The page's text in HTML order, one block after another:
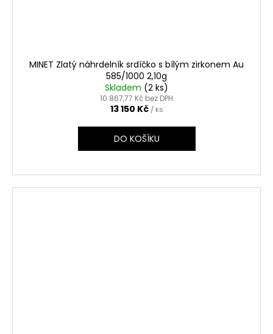
MINET Zlatý náhrdelník srdíčko s bílým zirkonem Au
585/1000 2,10g
Skladem (2 ks)
10 867,77 Kč bez DPH
13 150 Kč / ks
DO KOŠÍKU